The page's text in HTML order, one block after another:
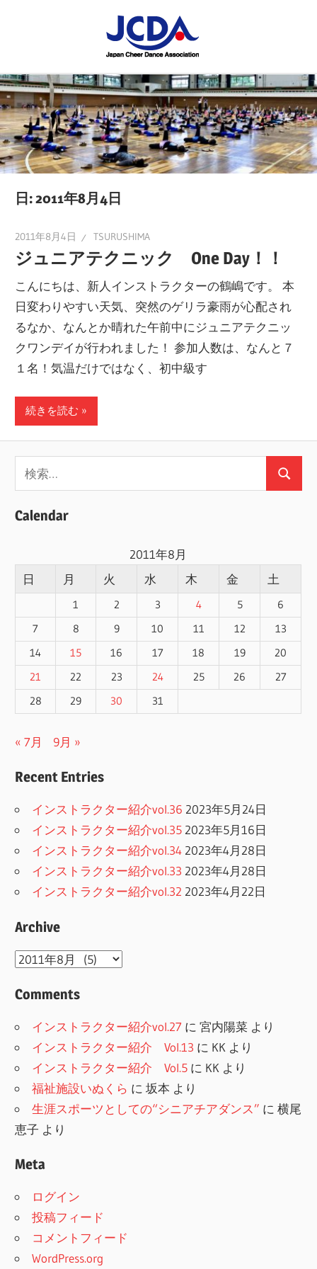
ン
ツ
へ
ス
キ
ッ
STAFF
BLOG
の
講
習
会
や
ベ
ト
を
レ
ポ
ー
ト
し
す！
日:2011年8月4日
2011年8月4日 TSURUSHIMA
ジュニアテクニック One Day！！
こんにちは、新人インストラクターの鶴嶋です。 本
日変わりやすい天気、突然のゲリラ豪雨が心配され
るなか、なんとか晴れた午前中にジュニアテクニッ
クワンデイが行われました！ 参加人数は、なんと７
１名！気温だけではなく、初中級す
続きを読む
索:
検
Calendar
2011年8月
日
月 火 水 木 金 土
1 2 3 4 5
6
7
8 9 10 11 12
13
14
15 16 17 18 19
20
21
22 23 24 25 26
27
28
29 30 31
« 7月 9月 »
Recent Entries
インストラクター紹介vol.36 2023年5月24日
インストラクター紹介vol.35 2023年5月16日
インストラクター紹介vol.34 2023年4月28日
インストラクター紹介vol.33 2023年4月28日
インストラクター紹介vol.32 2023年4月22日
Archive
Archive
Comments
インストラクター紹介vol.27 に宮内陽菜 より
インストラクター紹介 Vol.13 に KK より
インストラクター紹介 Vol.5 に KK より
福祉施設いぬくら に坂本 より
生涯スポーツとしての“シニアチアダンス” に横尾
恵子 より
Meta
ログイン
投稿フィード
コメントフィード
WordPress.org